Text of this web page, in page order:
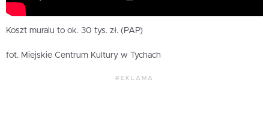
Koszt muralu to ok. 30 tys. zł. (PAP)
fot. Miejskie Centrum Kultury w Tychach
REKLAMA